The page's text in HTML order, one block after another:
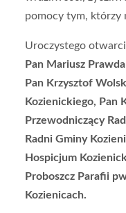
pomocy tym, którzy
Uroczystego
Pan Mariusz
Pan Krzysztof
Kozienickiego, Pan
Przewodniczący
Radni Gminy
Hospicjum
Proboszcz Parafii
Kozienicach.